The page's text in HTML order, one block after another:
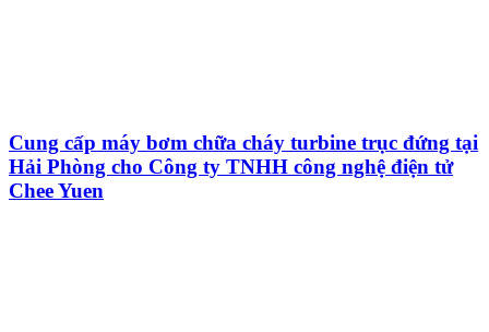
Cung cấp máy bơm chữa cháy turbine trục đứng tại
Hải Phòng cho Công ty TNHH công nghệ điện tử
Chee Yuen